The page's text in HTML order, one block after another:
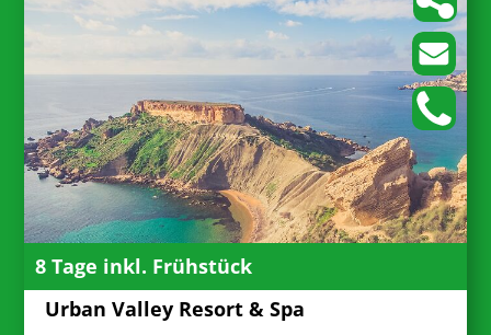
8 Tage inkl. Frühstück
Urban Valley Resort & Spa